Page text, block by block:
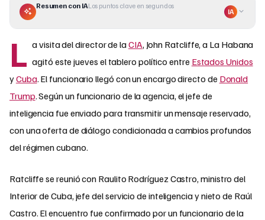
Resumen con IALos puntos clave en segundos
IA
L a visita del director de laCIA, John Ratcliffe, a La Habana
agitó este jueves el tablero político entre Estados Unidos
yCuba. El funcionario llegó con un encargo directo de Donald
Trump. Según un funcionario de la agencia, el jefe de
inteligencia fue enviado para transmitir un mensaje reservado,
con una oferta de diálogo condicionada a cambios profundos
del régimen cubano.
Ratcliffe se reunió con Raulito Rodríguez Castro, ministro del
Interior de Cuba, jefe del servicio de inteligencia y nieto de Raúl
Castro. El encuentro fue confirmado por un funcionario de la